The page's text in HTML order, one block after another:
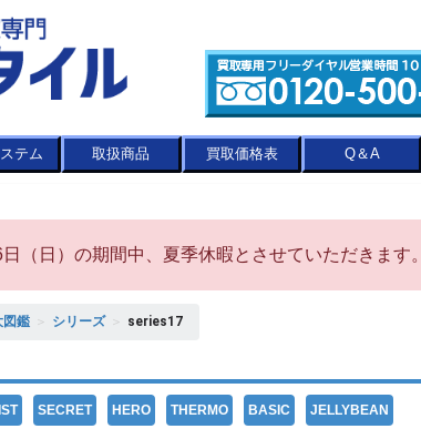
テム 取扱商品 買取価格表 Q＆A
（日）の期間中、夏季休暇とさせていただきます。
図鑑 ＞ シリーズ ＞ series17
SECRET HERO THERMO BASIC JELLYBEAN